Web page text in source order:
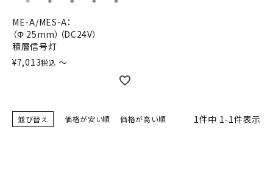
流線型
ME-A/MES-A：
（Φ 25mm）（DC24V）
積層信号灯
¥7,013税込 〜
並び替え 価格が安い順 価格が高い順 1件中 1-1件表示